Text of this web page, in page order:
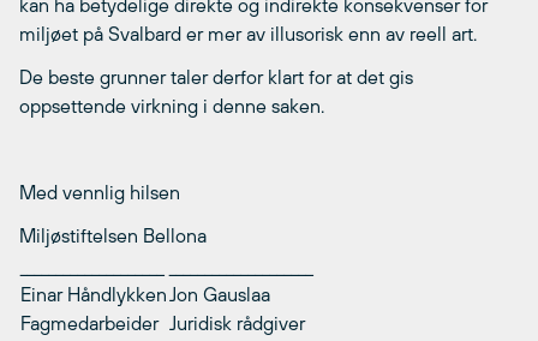
kan ha betydelige direkte og indirekte konsekvenser for
miljøet på Svalbard er mer av illusorisk enn av reell art.
De beste grunner taler derfor klart for at det gis
oppsettende virkning i denne saken.
Med vennlig hilsen
Miljøstiftelsen Bellona
Einar Håndlykken
Fagmedarbeider
Jon Gauslaa
Juridisk rådgiver